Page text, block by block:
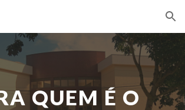
Skip to navigation
QUEM É O